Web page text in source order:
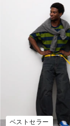
ベストセラー